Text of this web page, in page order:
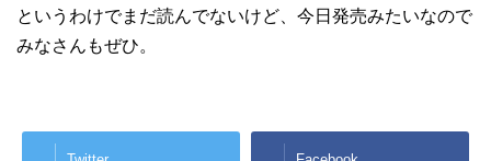
というわけでまだ読んでないけど、今日発売みたいなので
みなさんもぜひ。